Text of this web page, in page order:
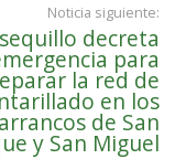
Noticia siguiente:
decreta
para
la red de
en los
de San
y San Miguel